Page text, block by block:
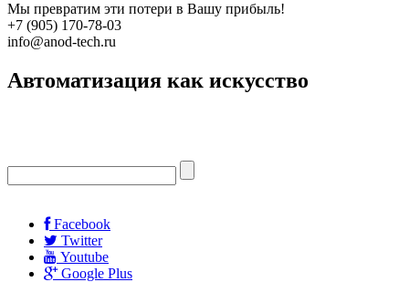
Мы превратим эти потери в Вашу прибыль!
+7 (905) 170-78-03
info@anod-tech.ru
Автоматизация как искусство
Facebook
Twitter
Youtube
Google Plus